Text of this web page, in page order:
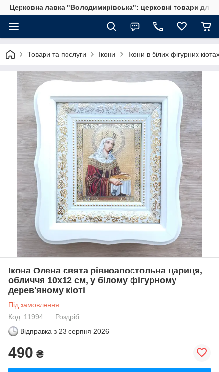
Церковна лавка "Володимирівська": церковні товари для
Товари та послуги Ікони Ікони в білих фігурних
Ікона Олена свята рівноапостольна цариця,
обличчя 10х12 см, у білому фігурному
дерев'яному кіоті
Під замовлення
Код: 11994
Роздріб
Відправка з 23 серпня 2026
490 ₴